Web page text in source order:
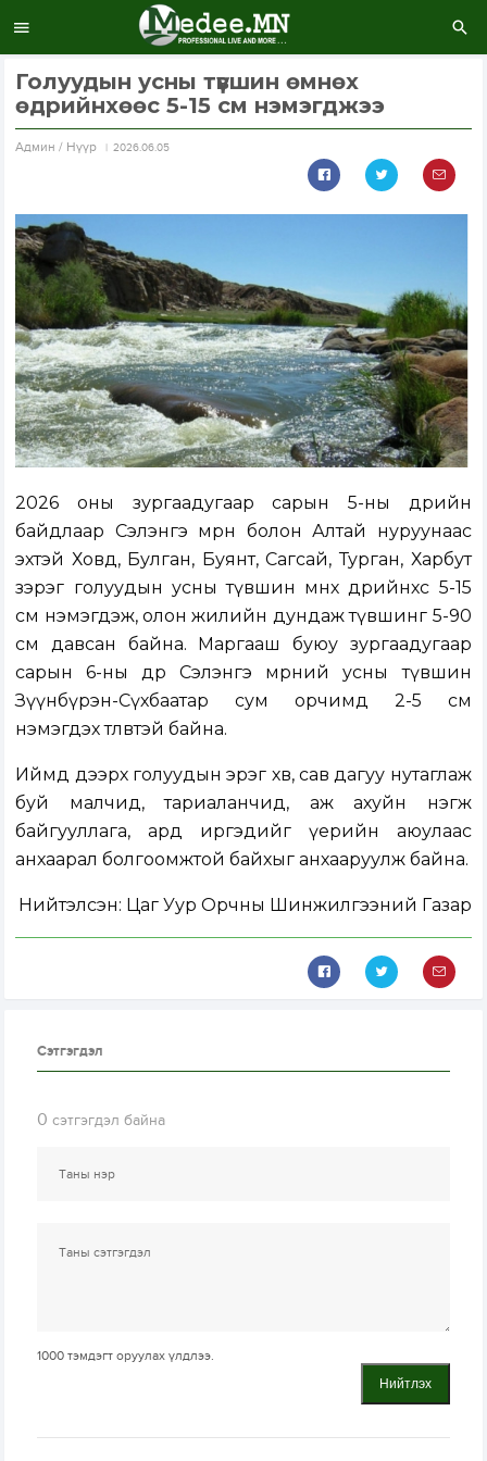
Голуудын усны түвшин өмнөх
өдрийнхөөс 5-15 см нэмэгджээ
Aдмин / Нүүр 2026.06.05
2026 оны зургаадугаар сарын 5-ны өдрийн
байдлаар Сэлэнгэ мөрөн болон Алтай нуруунаас
эхтэй Ховд, Булган, Буянт, Сагсай, Турган, Харбут
зэрэг голуудын усны түвшин өмнөх өдрийнхөөс 5-15
см нэмэгдэж, олон жилийн дундаж түвшинг 5-90
см давсан байна. Маргааш буюу зургаадугаар
сарын 6-ны өдөр Сэлэнгэ мөрний усны түвшин
Зүүнбүрэн-Сүхбаатар сум орчимд 2-5 см
нэмэгдэх төлөвтэй байна.
Иймд дээрх голуудын эрэг хөвөө, сав дагуу нутаглаж
буй малчид, тариаланчид, аж ахуйн нэгж
байгууллага, ард иргэдийг үерийн аюулаас
анхаарал болгоомжтой байхыг анхааруулж байна.
Нийтэлсэн: Цаг Уур Орчны Шинжилгээний Газар
Сэтгэгдэл
0 сэтгэгдэл байна
1000 тэмдэгт оруулах үлдлээ.
Нийтлэх